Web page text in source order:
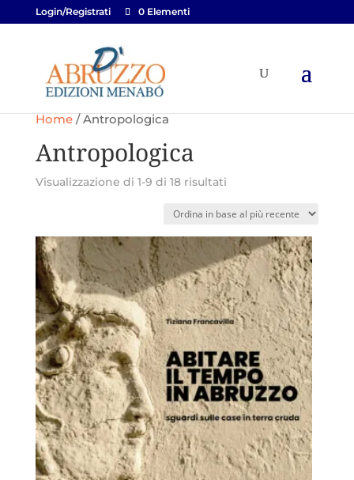
Login/Registrati 0 Elementi
Home/ Antropologica
Antropologica
Visualizzazione di 1-9 di 18 risultatiOrdina
base
al
più
recente